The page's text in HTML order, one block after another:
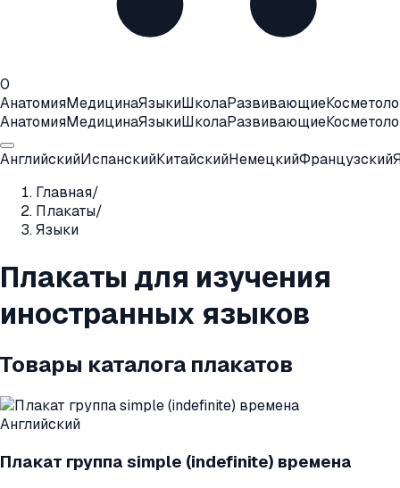
0
АнатомияМедицинаЯзыкиШколаРазвивающие
АнатомияМедицинаЯзыкиШколаРазвивающие
АнглийскийИспанскийКитайскийНемецкийФранцузский
Главная/
Плакаты/
Языки
Плакаты для изучения
иностранных языков
Товары каталога плакатов
Английский
Плакат группа simple (indefinite) времена